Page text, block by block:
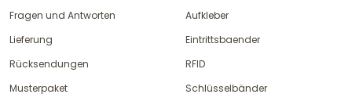
Fragen und Antworten
Lieferung
Rücksendungen
Musterpaket
Aufkleber
Eintrittsbaender
RFID
Schlüsselbänder